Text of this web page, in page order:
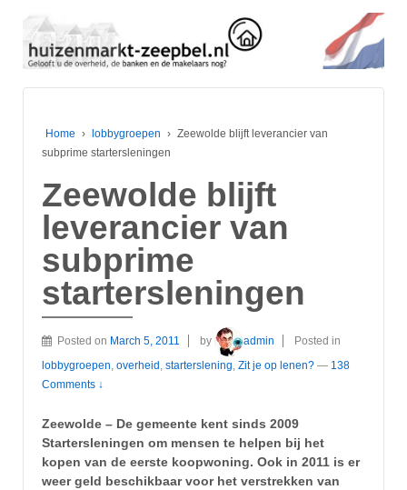
Home › lobbygroepen › Zeewolde blijft leverancier van
subprime startersleningen
Zeewolde blijft
leverancier van
subprime
startersleningen
Posted on March 5, 2011 by admin
Posted in
lobbygroepen overheid starterslening Zit je op lenen? — 138
Comments ↓
Zeewolde – De gemeente kent sinds 2009
Startersleningen om mensen te helpen bij het
kopen van de eerste koopwoning. Ook in 2011 is er
weer geld beschikbaar voor het verstrekken van